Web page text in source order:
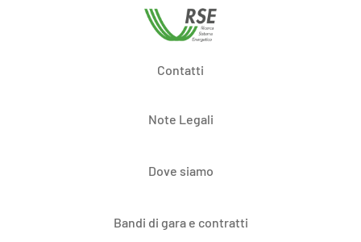
Contatti
Note Legali
Dove siamo
Bandi di gara e contratti